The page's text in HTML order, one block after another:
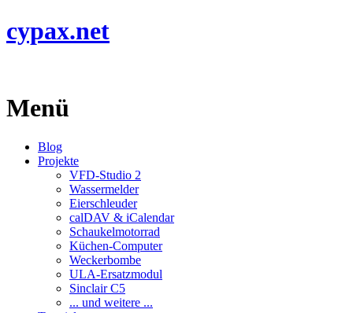
cypax.net
Menü
Blog
Projekte
VFD-Studio 2
Wassermelder
Eierschleuder
calDAV & iCalendar
Schaukelmotorrad
Küchen-Computer
Weckerbombe
ULA-Ersatzmodul
Sinclair C5
... und weitere ...